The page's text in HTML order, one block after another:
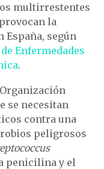
multirrestentes
la
España, según
Enfermedades
.
se necesitan
contra una
peligrosos
penicilina y el